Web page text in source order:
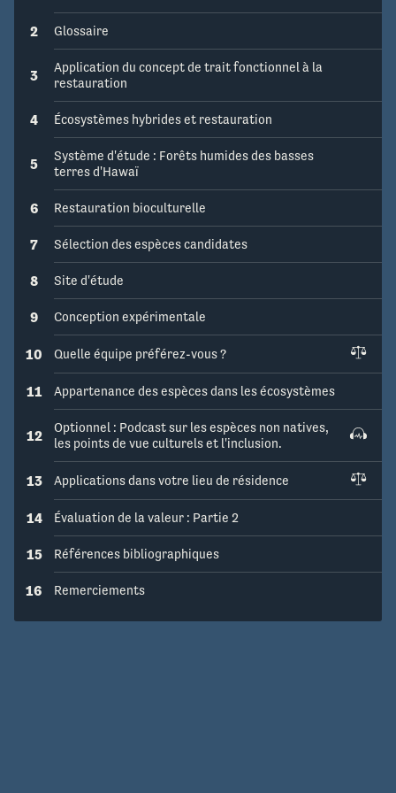
2 Glossaire
3
Application du concept de trait fonctionnel à la
restauration
4 Écosystèmes hybrides et restauration
5
Système d'étude : Forêts humides des basses
terres d'Hawaï
6 Restauration bioculturelle
7 Sélection des espèces candidates
8 Site d'étude
9 Conception expérimentale
10 Quelle équipe préférez-vous ?
11 Appartenance des espèces dans les écosystèmes
12
Optionnel : Podcast sur les espèces non natives,
les points de vue culturels et l'inclusion.
13 Applications dans votre lieu de résidence
14 Évaluation de la valeur : Partie 2
15 Références bibliographiques
16 Remerciements